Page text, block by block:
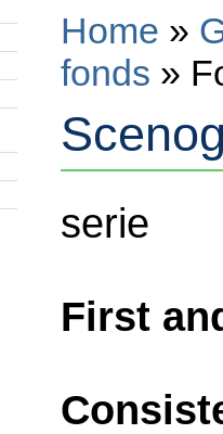
Home »
fonds »
serie
First